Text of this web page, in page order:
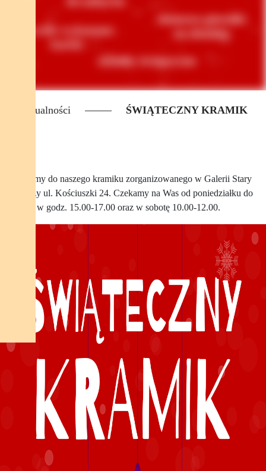
Aktualności ŚWIĄTECZNY KRAMIK
Zapraszamy do naszego kramiku zorganizowanego w Galerii Stary
Kufer przy ul. Kościuszki 24. Czekamy na Was od poniedziałku do
czwartku w godz. 15.00-17.00 oraz w sobotę 10.00-12.00.